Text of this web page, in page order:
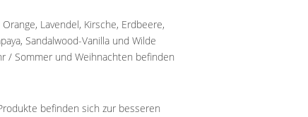
Lavendel, Kirsche, Erdbeere,
Sandalwood-Vanilla und Wilde
/ Sommer und Weihnachten befinden
befinden sich zur besseren